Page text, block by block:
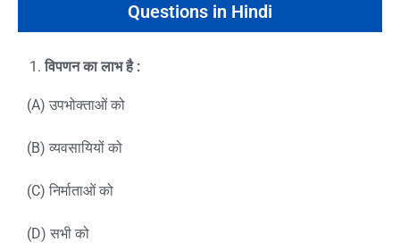
Questions in Hindi
विपणन का लाभ है :
(A) उपभोक्ताओं को
(B) व्यवसायियों को
(C) निर्माताओं को
(D) सभी को